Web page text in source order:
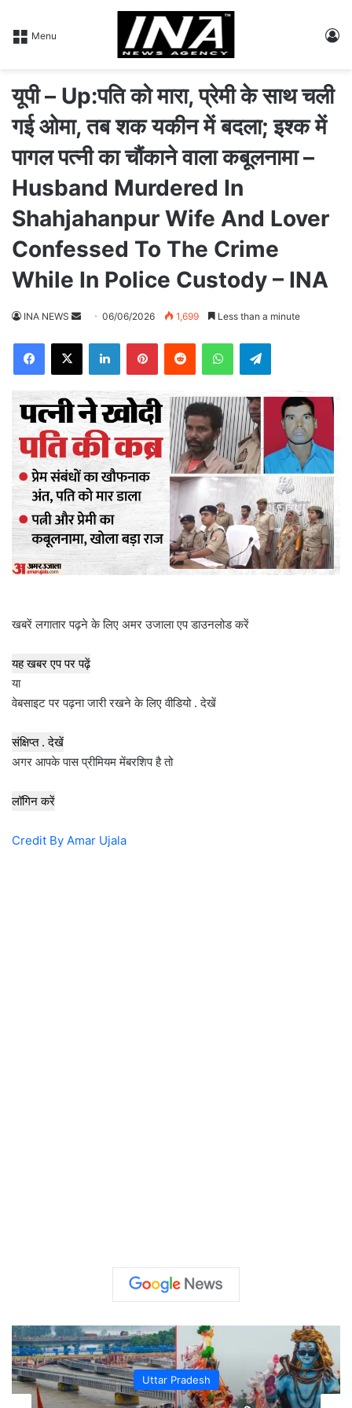
Menu
यूपी – Up:पति को मारा, प्रेमी के साथ चली
गई ओमा, तब शक यकीन में बदला; इश्क में
पागल पत्नी का चौंकाने वाला कबूलनामा –
Husband Murdered In
Shahjahanpur Wife And Lover
Confessed To The Crime
While In Police Custody – INA
INA NEWS
d
a
n
e
m
a
i
l
06/06/2026 1,699 Less than a minute
खबरें लगातार पढ़ने के लिए अमर उजाला एप डाउनलोड करें
यह खबर एप पर पढ़ें
या
वेबसाइट पर पढ़ना जारी रखने के लिए वीडियो . देखें
संक्षिप्त . देखें
अगर आपके पास प्रीमियम मेंबरशिप है तो
लॉगिन करें
Credit By Amar Ujala
Uttar Pradesh